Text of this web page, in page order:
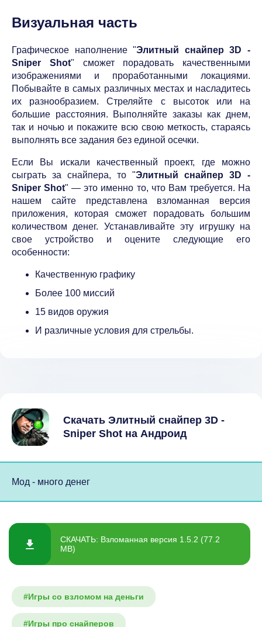
Визуальная часть
Графическое наполнение "Элитный снайпер 3D -
Sniper Shot" сможет порадовать качественными
изображениями и проработанными локациями.
Побывайте в самых различных местах и насладитесь
их разнообразием. Стреляйте с высоток или на
большие расстояния. Выполняйте заказы как днем,
так и ночью и покажите всю свою меткость, стараясь
выполнять все задания без единой осечки.
Если Вы искали качественный проект, где можно
сыграть за снайпера, то "Элитный снайпер 3D -
Sniper Shot" — это именно то, что Вам требуется. На
нашем сайте представлена взломанная версия
приложения, которая сможет порадовать большим
количеством денег. Устанавливайте эту игрушку на
свое устройство и оцените следующие его
особенности:
Качественную графику
Более 100 миссий
15 видов оружия
И различные условия для стрельбы.
Скачать Элитный снайпер 3D -
Sniper Shot на Андроид
Мод - много денег
СКАЧАТЬ: Взломанная версия 1.5.2 (77.2
MB)
#Игры со взломом на деньги
#Игры про снайперов